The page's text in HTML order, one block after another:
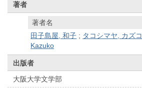
著者
著者名
田子島屋, 和子 ; タコシマヤ, カズコ
Kazuko
出版者
大阪大学文学部